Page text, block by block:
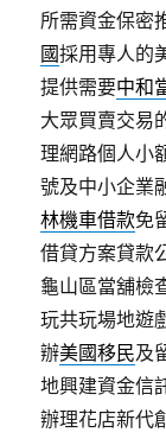
所需資金保密
國採用專人的
提供需要中和
大眾買賣交易
理網路個人小
號及中小企業
林機車借款免
借貸方案貸款
龜山區當舖檢
玩共玩場地遊
辦美國移民及
地興建資金信
辦理花店新代